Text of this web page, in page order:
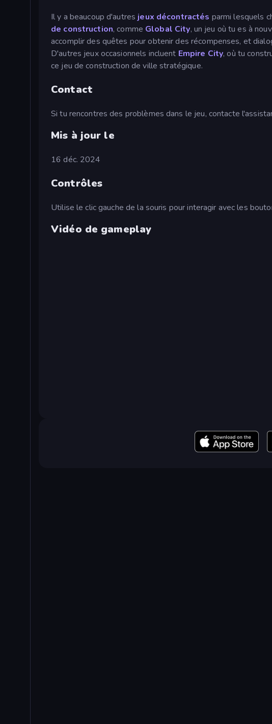
Il y a beaucoup d'autres jeux décontractés parmi lesquels
de construction, comme Global City, un jeu où tu es à
accomplir des quêtes pour obtenir des récompenses, et
D'autres jeux occasionnels incluent Empire City, où tu
ce jeu de construction de ville stratégique.
Contact
Si tu rencontres des problèmes dans le jeu, contacte
Mis à jour le
16 déc. 2024
Contrôles
Utilise le clic gauche de la souris pour interagir avec les
Vidéo de gameplay